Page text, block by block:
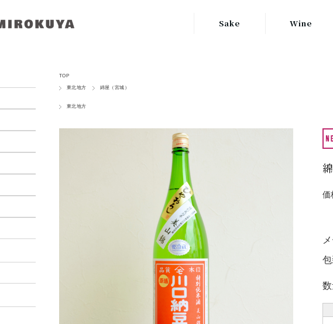
Sake Wine
ITALY
TOP
東北地方 綿屋（宮城）
東北地方
価